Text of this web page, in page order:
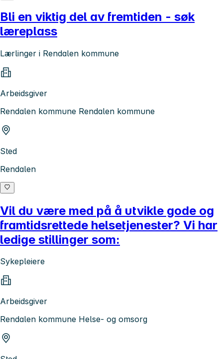
Bli en viktig del av fremtiden - søk
læreplass
Lærlinger i Rendalen kommune
Arbeidsgiver
Rendalen kommune Rendalen kommune
Sted
Rendalen
Vil du være med på å utvikle gode og
framtidsrettede helsetjenester? Vi har
ledige stillinger som:
Sykepleiere
Arbeidsgiver
Rendalen kommune Helse- og omsorg